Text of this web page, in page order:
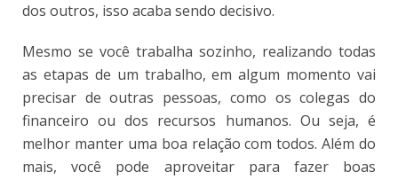
dos outros, isso acaba sendo decisivo.
Mesmo se você trabalha sozinho, realizando todas
as etapas de um trabalho, em algum momento vai
precisar de outras pessoas, como os colegas do
financeiro ou dos recursos humanos. Ou seja, é
melhor manter uma boa relação com todos. Além do
mais, você pode aproveitar para fazer boas